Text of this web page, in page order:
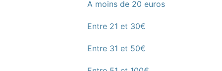
A moins de 20 euros
Entre 21 et 30€
Entre 31 et 50€